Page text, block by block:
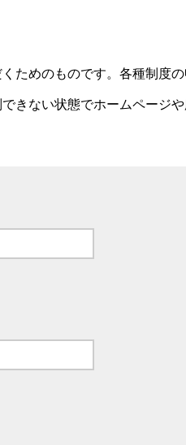
ためのものです。各種制度
きない状態でホームページ